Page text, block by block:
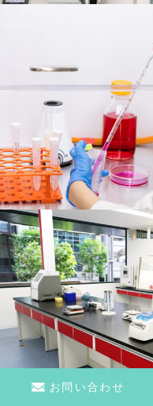
お問い合わせ